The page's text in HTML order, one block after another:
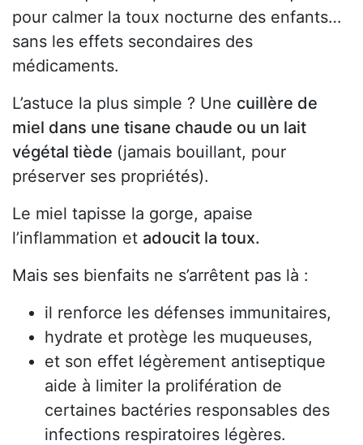
pour calmer la toux nocturne des enfants…
sans les effets secondaires des
médicaments.
L’astuce la plus simple ? Une cuillère de
miel dans une tisane chaude ou un lait
végétal tiède (jamais bouillant, pour
préserver ses propriétés).
Le miel tapisse la gorge, apaise
l’inflammation et adoucit la toux.
Mais ses bienfaits ne s’arrêtent pas là :
il renforce les défenses immunitaires,
hydrate et protège les muqueuses,
et son effet légèrement antiseptique
aide à limiter la prolifération de
certaines bactéries responsables des
infections respiratoires légères.